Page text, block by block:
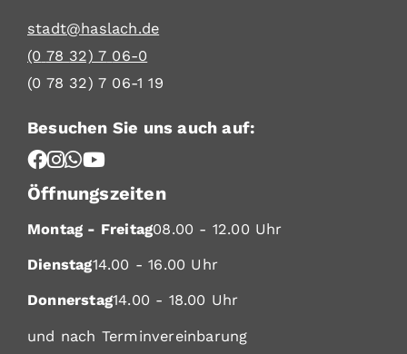
stadt@haslach.de
(0 78 32) 7 06-0
(0 78 32) 7 06-1 19
Besuchen Sie uns auch auf:
Öffnungszeiten
Montag - Freitag08.00 - 12.00 Uhr
Dienstag14.00 - 16.00 Uhr
Donnerstag14.00 - 18.00 Uhr
und nach Terminvereinbarung